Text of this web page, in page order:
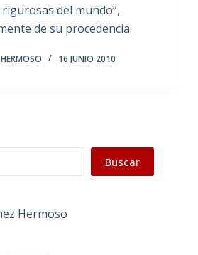
del mundo”,
de su procedencia.
16 JUNIO 2010
Buscar
Hermoso